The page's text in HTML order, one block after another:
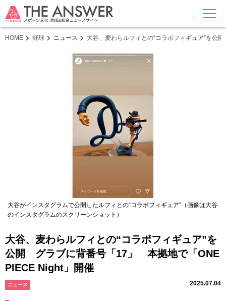
MENU
HOME 野球 ニュース 大谷、麦わらルフィとの“コラボフィギュア”を
大谷がインスタグラムで公開したルフィとの“コラボフィギュア”（画像は大谷
のインスタグラムのスクリーンショット）
大谷、麦わらルフィとの“コラボフィギュア”を
公開 グラブに背番号「17」 本拠地で「ONE
PIECE Night」開催
ニュース 2025.07.04